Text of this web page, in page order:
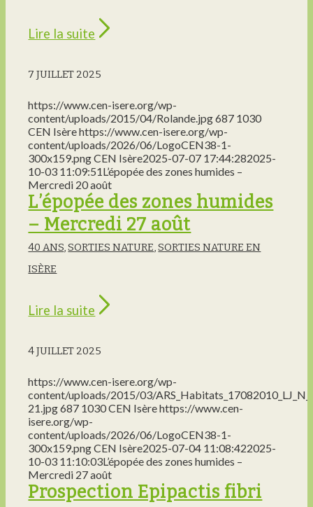
Lire la suite
7 JUILLET 2025
https://www.cen-isere.org/wp-
content/uploads/2015/04/Rolande.jpg687 1030
CEN Isèrehttps://www.cen-isere.org/wp-
content/uploads/2026/06/LogoCEN38-1-
300x159.pngCEN Isère2025-07-07 17:44:282025-
10-03 11:09:51L’épopée des zones humides –
Mercredi 20 août
L’épopée des zones humides
– Mercredi 27 août
40 ANS,SORTIES NATURE,SORTIES NATURE EN
ISÈRE
Lire la suite
4 JUILLET 2025
https://www.cen-isere.org/wp-
content/uploads/2015/03/
21.jpg687 1030CEN Isèrehttps://www.cen-
isere.org/wp-
content/uploads/2026/06/LogoCEN38-1-
300x159.pngCEN Isère2025-07-04 11:08:422025-
10-03 11:10:03L’épopée des zones humides –
Mercredi 27 août
Prospection Epipactis fibri